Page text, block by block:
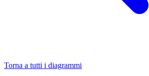
Torna a tutti i diagrammi